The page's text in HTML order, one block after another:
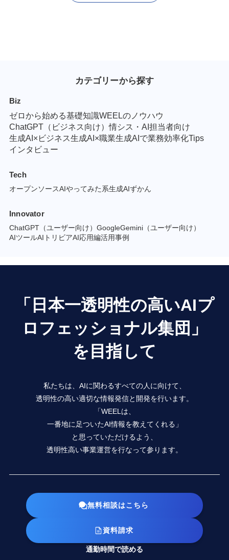
カテゴリーから探す
Biz
ゼロから始める基礎知識WEELのノウハウ
ChatGPT（ビジネス向け）情シス・AI担当者向け
生成AI×ビジネス生成AI×職業生成AIで業務効率化Tips
インタビュー
Tech
オープンソースAIやってみた系生成AIずかん
Innovator
ChatGPT（ユーザー向け） GoogleGemini（ユーザー向け）
AIツールAIトリビアAI応用編活用事例
「日本一透明性の高いAIプ
ロフェッショナル集団」
を目指して
私たちは、AIに関わるすべての人に向けて、
透明性の高い適切な情報発信と開発を行います。
「WEELは、
一番地に足ついたAI情報を教えてくれる」
と思っていただけるよう、
透明性高い事業運営を行なって参ります。
無料相談はこちら
資料請求
通勤時間で読める